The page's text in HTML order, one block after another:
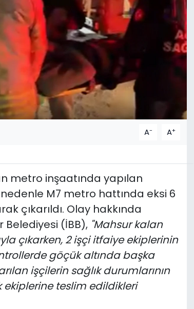
A- A+
metro inşaatında yapılan
M7 metro hattında eksi 6
çıkarıldı. Olay hakkında
(İBB), "Mahsur kalan
çıkarken, 2 işçi itfaiye ekiplerinin
göçük altında başka
işçilerin sağlık durumlarının
ekiplerine teslim edildikleri